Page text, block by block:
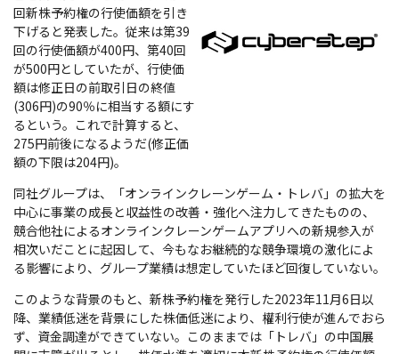
回新株予約権の行使価額を引き
下げると発表した。従来は第39
回の行使価額が400円、第40回
が500円としていたが、行使価
額は修正日の前取引日の終値
(306円)の90％に相当する額にす
るという。これで計算すると、
275円前後になるようだ(修正価
額の下限は204円)。
同社グループは、「オンラインクレーンゲーム・トレバ」の拡大を
中心に事業の成長と収益性の改善・強化へ注力してきたものの、
競合他社によるオンラインクレーンゲームアプリへの新規参入が
相次いだことに起因して、今もなお継続的な競争環境の激化によ
る影響により、グループ業績は想定していたほど回復していない。
このような背景のもと、新株予約権を発行した2023年11月6日以
降、業績低迷を背景にした株価低迷により、權利行使が進んでおら
ず、資金調達ができていない。このままでは「トレバ」の中国展